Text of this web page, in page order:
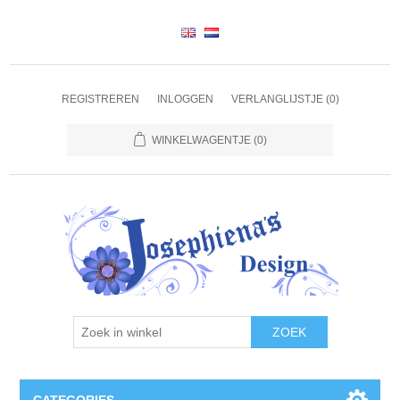
REGISTREREN INLOGGEN VERLANGLIJSTJE (0)
WINKELWAGENTJE (0)
ZOEK